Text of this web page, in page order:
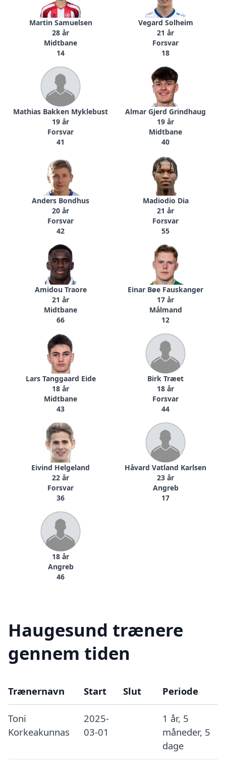
Martin Samuelsen
28 år
Midtbane
14
Vegard Solheim
21 år
Forsvar
18
Mathias Bakken Myklebust
19 år
Forsvar
41
Almar Gjerd Grindhaug
19 år
Midtbane
40
Anders Bondhus
20 år
Forsvar
42
Madiodio Dia
21 år
Forsvar
55
Amidou Traore
21 år
Midtbane
66
Einar Bøe Fauskanger
17 år
Målmand
12
Lars Tanggaard Eide
18 år
Midtbane
43
Birk Træet
18 år
Forsvar
44
Eivind Helgeland
22 år
Forsvar
36
Håvard Vatland Karlsen
23 år
Angreb
17
18 år
Angreb
46
Haugesund trænere
gennem tiden
Trænernavn Start Slut Periode
Toni
Korkeakunnas
2025-
03-01
1 år, 5
måneder, 5
dage